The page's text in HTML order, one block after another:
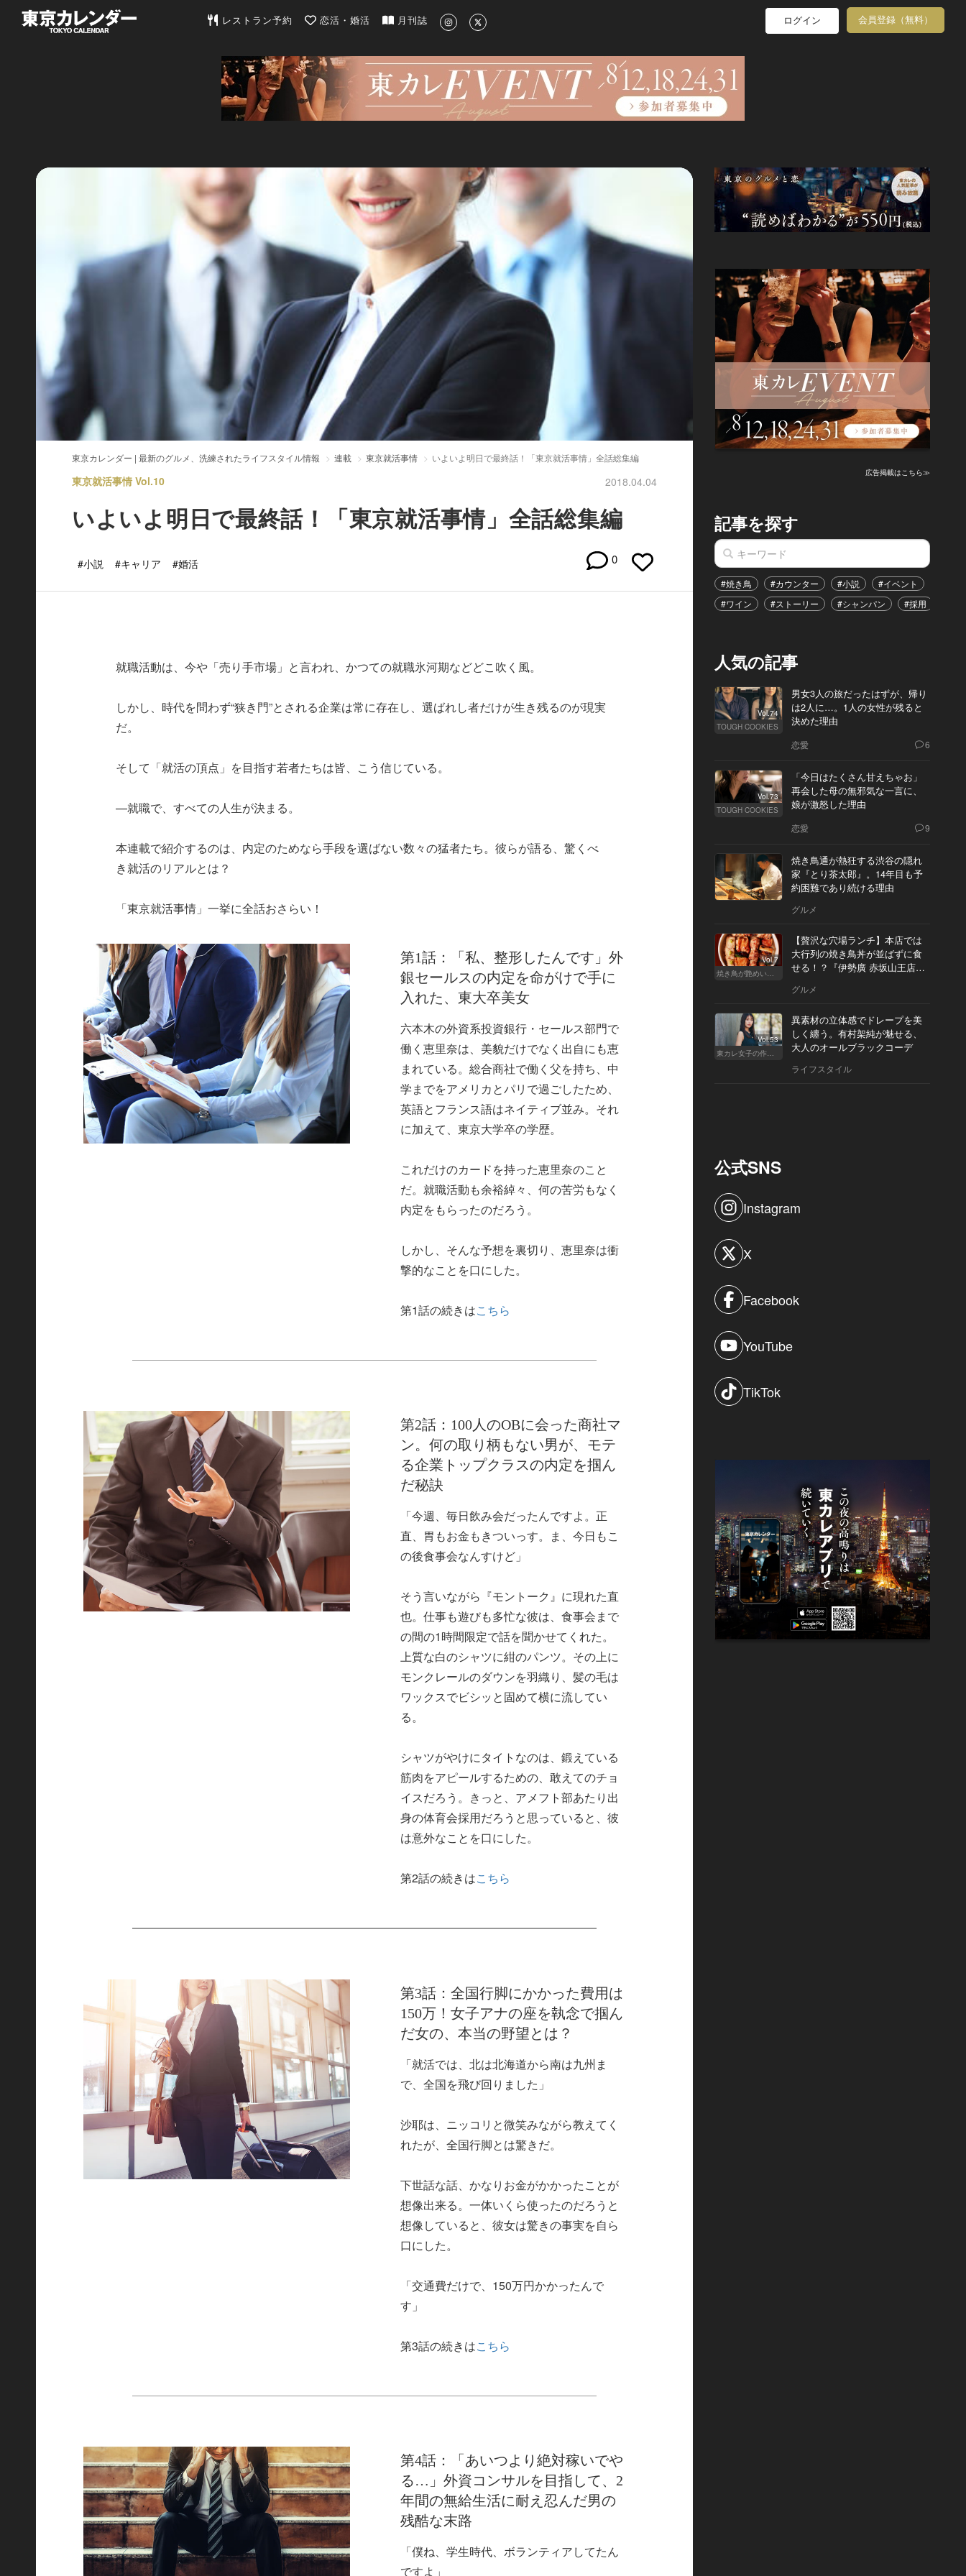
東京カレンダー | 最新のグルメ、洗練されたライフスタイル情報
レストラン予約 恋活・婚活 月刊誌 ログイン 会員登録（無料）
東京カレンダー | 最新のグルメ、洗練されたライフスタイル情報 連載 東京就活事情 いよいよ明日で最終話！「東京就活事情」全話総集編
東京就活事情 Vol.10 2018.04.04
いよいよ明日で最終話！「東京就活事情」全話総集編
#小説 #キャリア #婚活 0
就職活動は、今や「売り手市場」と言われ、かつての就職氷河期などどこ吹く風。
しかし、時代を問わず“狭き門”とされる企業は常に存在し、選ばれし者だけが生き残るのが現実
だ。
そして「就活の頂点」を目指す若者たちは皆、こう信じている。
—就職で、すべての人生が決まる。
本連載で紹介するのは、内定のためなら手段を選ばない数々の猛者たち。彼らが語る、驚くべ
き就活のリアルとは？
「東京就活事情」一挙に全話おさらい！
第1話：「私、整形したんです」外
銀セールスの内定を命がけで手に
入れた、東大卒美女
六本木の外資系投資銀行・セールス部門で
働く恵里奈は、美貌だけでなく出自にも恵
まれている。総合商社で働く父を持ち、中
学までをアメリカとパリで過ごしたため、
英語とフランス語はネイティブ並み。それ
に加えて、東京大学卒の学歴。
これだけのカードを持った恵里奈のこと
だ。就職活動も余裕綽々、何の苦労もなく
内定をもらったのだろう。
しかし、そんな予想を裏切り、恵里奈は衝
撃的なことを口にした。
第1話の続きはこちら
第2話：100人のOBに会った商社マ
ン。何の取り柄もない男が、モテ
る企業トップクラスの内定を掴ん
だ秘訣
「今週、毎日飲み会だったんですよ。正
直、胃もお金もきついっす。ま、今日もこ
の後食事会なんすけど」
そう言いながら『モントーク』に現れた直
也。仕事も遊びも多忙な彼は、食事会まで
の間の1時間限定で話を聞かせてくれた。
上質な白のシャツに紺のパンツ。その上に
モンクレールのダウンを羽織り、髪の毛は
ワックスでビシッと固めて横に流してい
る。
シャツがやけにタイトなのは、鍛えている
筋肉をアピールするための、敢えてのチョ
イスだろう。きっと、アメフト部あたり出
身の体育会採用だろうと思っていると、彼
は意外なことを口にした。
第2話の続きはこちら
第3話：全国行脚にかかった費用は
150万！女子アナの座を執念で掴ん
だ女の、本当の野望とは？
「就活では、北は北海道から南は九州ま
で、全国を飛び回りました」
沙耶は、ニッコリと微笑みながら教えてく
れたが、全国行脚とは驚きだ。
下世話な話、かなりお金がかかったことが
想像出来る。一体いくら使ったのだろうと
想像していると、彼女は驚きの事実を自ら
口にした。
「交通費だけで、150万円かかったんで
す」
第3話の続きはこちら
第4話：「あいつより絶対稼いでや
る…」外資コンサルを目指して、2
年間の無給生活に耐え忍んだ男の
残酷な末路
「僕ね、学生時代、ボランティアしてたん
ですよ」
広告掲載はこちら≫
記事を探す
#焼き鳥 #カウンター #小説 #イベント
#ワイン
#ストーリー #シャンパン #採用
人気の記事
Vol.74
TOUGH COOKIES
男女3人の旅だったはずが、帰り
は2人に…。1人の女性が残ると
決めた理由
恋愛 6
Vol.73
TOUGH COOKIES
「今日はたくさん甘えちゃお」
再会した母の無邪気な一言に、
娘が激怒した理由
恋愛 9
焼き鳥通が熱狂する渋谷の隠れ
家『とり茶太郎』。14年目も予
約困難であり続ける理由
グルメ
Vol.7
焼き鳥が艶めいてきた
【贅沢な穴場ランチ】本店では
大行列の焼き鳥丼が並ばずに食
せる！？『伊勢廣 赤坂山王店』
グルメ
Vol.53
東カレ女子の作り方
異素材の立体感でドレープを美
しく纏う。有村架純が魅せる、
大人のオールブラックコーデ
ライフスタイル
公式SNS
Instagram
X
Facebook
YouTube
TikTok